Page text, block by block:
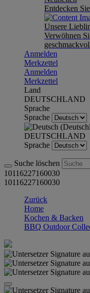
Entdecken
Unsere
Verwöhnen
Anmelden
Merkzettel
Anmelden
Merkzettel
Land
DEUTSCHLAND
Sprache
Sprache
DEUTSCHLAND
Sprache
Suche löschen
10116227160030
10116227160030
Zurück
Home
Kochen & Backen
BBQ Outdoor